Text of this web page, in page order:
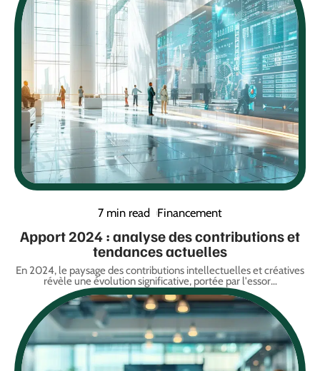
7 min read Financement
Apport 2024 : analyse des contributions et
tendances actuelles
En 2024, le paysage des contributions intellectuelles et créatives
révèle une évolution significative, portée par l'essor…